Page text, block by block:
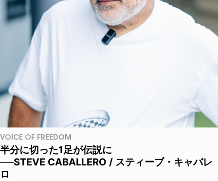
VOICE OF FREEDOM
半分に切った1足が伝説に
──STEVE CABALLERO / スティーブ・キャバレ
ロ